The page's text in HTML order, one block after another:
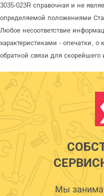
3035-023R справочная и не
определяемой положениями
Любое несоответствие
характеристиками - опечатки,
обратной связи для скорейшего
Мы